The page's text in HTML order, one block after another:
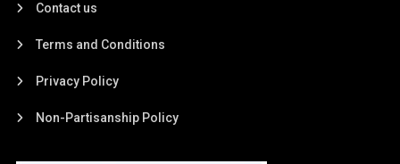
Contact us
Terms and Conditions
Privacy Policy
Non-Partisanship Policy